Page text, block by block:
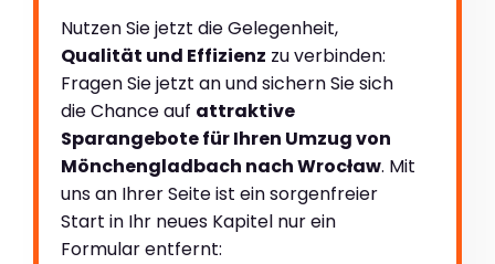
Nutzen Sie jetzt die Gelegenheit,
Qualität und Effizienz zu verbinden:
Fragen Sie jetzt an und sichern Sie sich
die Chance auf attraktive
Sparangebote für Ihren Umzug von
Mönchengladbach nach Wrocław. Mit
uns an Ihrer Seite ist ein sorgenfreier
Start in Ihr neues Kapitel nur ein
Formular entfernt: